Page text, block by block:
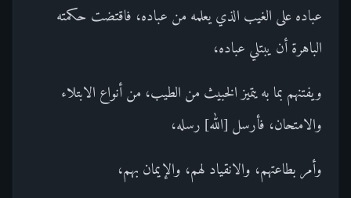
عباده على الغيب الذي يعلمه من عباده، فاقتضت حكمته
الباهرة أن يبتلي عباده،
ويفتنهم بما به يتميز الخبيث من الطيب، من أنواع الابتلاء
والامتحان، فأرسل [الله] رسله،
وأمر بطاعتهم، والانقياد لهم، والإيمان بهم،